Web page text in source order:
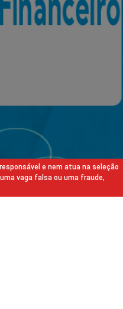
e nem atua na seleção
vaga falsa ou uma fraude,